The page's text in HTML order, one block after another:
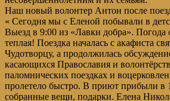
Наш новый волонтер Антон после
« Сегодня мы с Еленой побывали в
Выезд в 9:00 из «Лавки добра». Погода
теплая! Поездка началась с акафиста
Чудотворцу, а продолжилась
касающихся Православия и
паломнических поездках и
пролетело быстро. В приют прибыли в
собранные вещи, подарки. Елена